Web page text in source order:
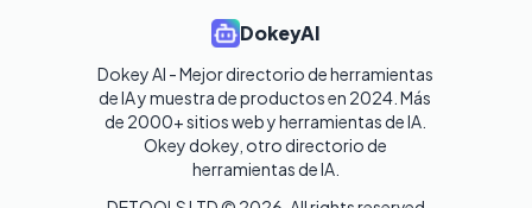
DokeyAI
Dokey AI - Mejor directorio de herramientas
de IA y muestra de productos en 2024. Más
de 2000+ sitios web y herramientas de IA.
Okey dokey, otro directorio de
herramientas de IA.